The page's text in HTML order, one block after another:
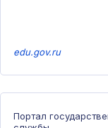
edu.gov.ru
Портал